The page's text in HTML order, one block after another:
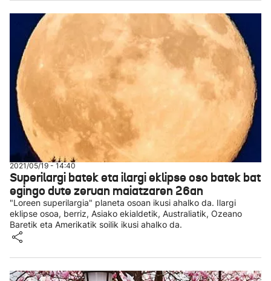
2021/05/19 - 14:40
Superilargi batek eta ilargi eklipse oso batek bat
egingo dute zeruan maiatzaren 26an
"Loreen superilargia" planeta osoan ikusi ahalko da. Ilargi
eklipse osoa, berriz, Asiako ekialdetik, Australiatik, Ozeano
Baretik eta Amerikatik soilik ikusi ahalko da.